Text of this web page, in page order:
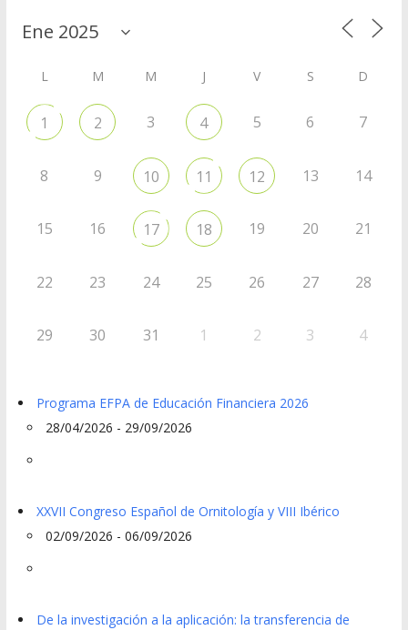
L M M J V S D
1 2 3 4 5 6 7
8 9 10 11 12 13 14
15 16 17 18 19 20 21
22 23 24 25 26 27 28
29 30 31 1 2 3 4
Programa EFPA de Educación Financiera 2026
28/04/2026 - 29/09/2026
XXVII Congreso Español de Ornitología y VIII Ibérico
02/09/2026 - 06/09/2026
De la investigación a la aplicación: la transferencia de